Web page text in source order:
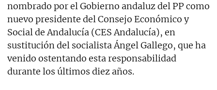
nombrado por el Gobierno andaluz del PP como
nuevo presidente del Consejo Económico y
Social de Andalucía (CES Andalucía), en
sustitución del socialista Ángel Gallego, que ha
venido ostentando esta responsabilidad
durante los últimos diez años.